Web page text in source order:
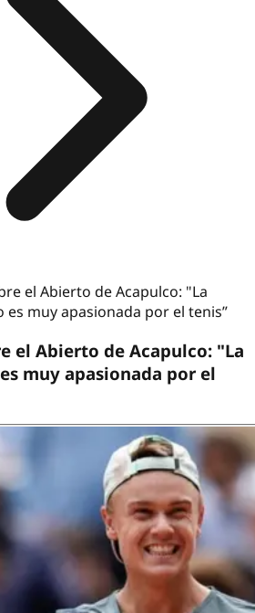
el Abierto de Acapulco: "La
es muy apasionada por el tenis”
el Abierto de Acapulco: "La
muy apasionada por el